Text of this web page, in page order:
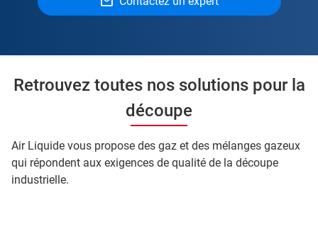
Retrouvez toutes nos solutions pour la
découpe
Air Liquide vous propose des gaz et des mélanges gazeux
qui répondent aux exigences de qualité de la découpe
industrielle.